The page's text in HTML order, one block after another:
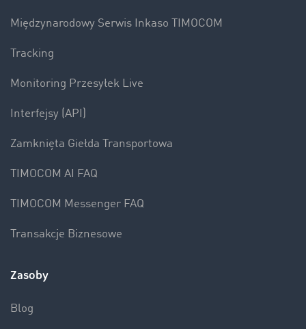
Międzynarodowy Serwis Inkaso TIMOCOM
Tracking
Monitoring Przesyłek Live
Interfejsy (API)
Zamknięta Giełda Transportowa
TIMOCOM AI FAQ
TIMOCOM Messenger FAQ
Transakcje Biznesowe
Zasoby
Blog